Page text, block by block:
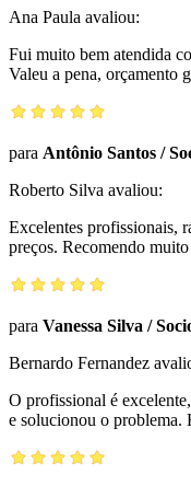
Ana Paula avaliou:
Fui muito bem atendida
Valeu a pena, orçamento
para Antônio Santos /
Roberto Silva avaliou:
Excelentes profissionais,
preços. Recomendo muito
para Vanessa Silva /
Bernardo Fernandez
O profissional é
e solucionou o problema.